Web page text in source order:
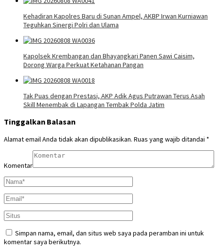
Kehadiran Kapolres Baru di Sunan Ampel, AKBP Irwan Kurniawan
Teguhkan Sinergi Polri dan Ulama
Kapolsek Krembangan dan Bhayangkari Panen Sawi Caisim,
Dorong Warga Perkuat Ketahanan Pangan
Tak Puas dengan Prestasi, AKP Adik Agus Putrawan Terus Asah
Skill Menembak di Lapangan Tembak Polda Jatim
Tinggalkan Balasan
Alamat email Anda tidak akan dipublikasikan. Ruas yang wajib ditandai *
Komentar
Simpan nama, email, dan situs web saya pada peramban ini untuk
komentar saya berikutnya.